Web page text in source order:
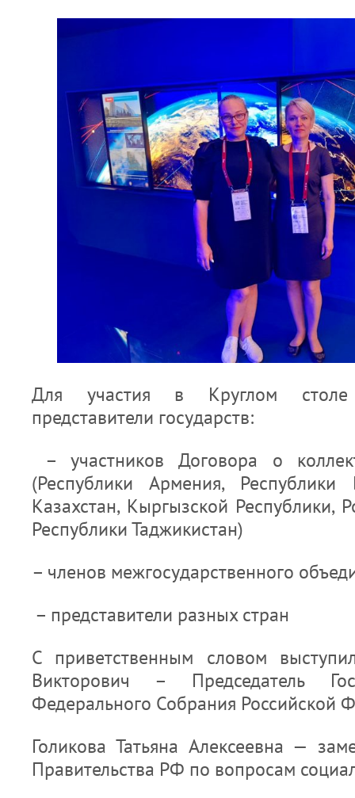
Для участия в Круглом
представители государств:
– участников Договора о
(Республики Армения, Республики
Казахстан, Кыргызской Республики,
Республики Таджикистан)
– членов межгосударственного
– представители разных стран
С приветственным словом
Викторович – Председатель
Федерального Собрания Российской
Голикова Татьяна Алексеевна —
Правительства РФ по вопросам